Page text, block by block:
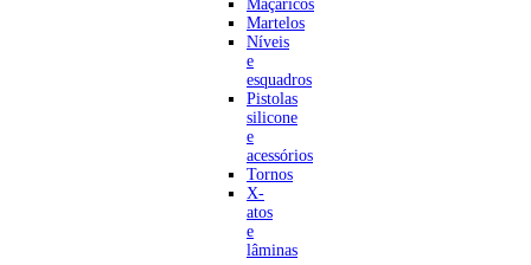
Maçaricos
Martelos
Níveis
e
esquadros
Pistolas
silicone
e
acessórios
Tornos
X-
atos
e
lâminas